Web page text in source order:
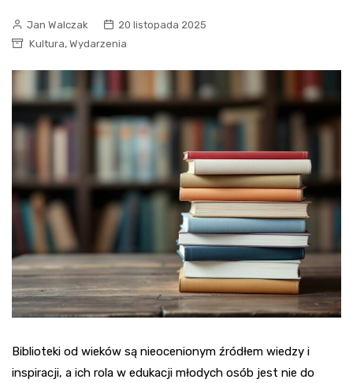
Jan Walczak
20 listopada 2025
Kultura, Wydarzenia
Biblioteki od wieków są nieocenionym źródłem wiedzy i
inspiracji, a ich rola w edukacji młodych osób jest nie do